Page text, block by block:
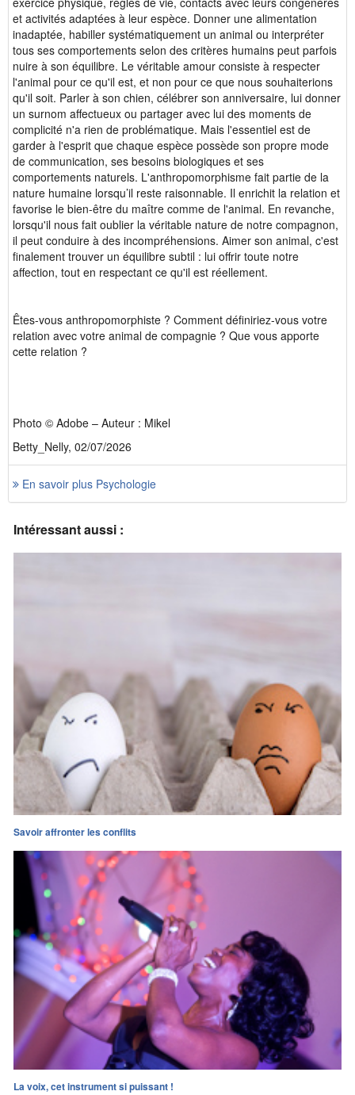
et activités adaptées à leur espèce. Donner une alimentation
inadaptée, habiller systématiquement un animal ou interpréter
tous ses comportements selon des critères humains peut parfois
nuire à son équilibre. Le véritable amour consiste à respecter
l'animal pour ce qu'il est, et non pour ce que nous souhaiterions
qu'il soit. Parler à son chien, célébrer son anniversaire, lui donner
un surnom affectueux ou partager avec lui des moments de
complicité n'a rien de problématique. Mais l'essentiel est de
garder à l'esprit que chaque espèce possède son propre mode
de communication, ses besoins biologiques et ses
comportements naturels. L'anthropomorphisme fait partie de la
nature humaine lorsqu’il reste raisonnable. Il enrichit la relation et
favorise le bien-être du maître comme de l'animal. En revanche,
lorsqu'il nous fait oublier la véritable nature de notre compagnon,
il peut conduire à des incompréhensions. Aimer son animal, c'est
finalement trouver un équilibre subtil : lui offrir toute notre
affection, tout en respectant ce qu'il est réellement.
Êtes-vous anthropomorphiste ? Comment définiriez-vous votre
relation avec votre animal de compagnie ? Que vous apporte
cette relation ?
Photo © Adobe – Auteur : Mikel
Betty_Nelly, 02/07/2026
En savoir plus Psychologie
Intéressant aussi :
Savoir affronter les conflits
La voix, cet instrument si puissant !